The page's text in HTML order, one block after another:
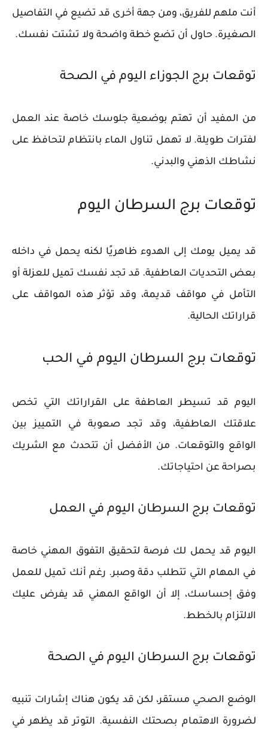
أنت ملهم للفريق، ومن جهة أخرى قد تضيع في التفاصيل
الصغيرة. حاول أن تضع خطة واضحة ولا تشتت نفسك.
توقعات برج الجوزاء اليوم في الصحة
من المفيد أن تهتم بوضعية جلوسك خاصة عند العمل
لفترات طويلة. لا تهمل تناول الماء بانتظام لتحافظ على
نشاطك الذهني والبدني.
توقعات برج السرطان اليوم
قد يميل يومك إلى الهدوء ظاهريًا لكنه يحمل في داخله
بعض التحديات العاطفية. قد تجد نفسك تميل للعزلة أو
التأمل في مواقف قديمة، وقد تؤثر هذه المواقف على
قراراتك الحالية.
توقعات برج السرطان اليوم في الحب
اليوم قد تسيطر العاطفة على القراراتك التي تخص
علاقتك العاطفية، وقد تجد صعوبة في التمييز بين
الواقع والتوقعات. من الأفضل أن تتحدث مع الشريك
بصراحة عن احتياجاتك.
توقعات برج السرطان اليوم في العمل
اليوم قد يحمل لك فرصة لتحقيق التفوق المهني خاصة
في المهام التي تتطلب دقة وصبر. رغم أنك تميل للعمل
وفق إحساسك، إلا أن الواقع المهني قد يفرض عليك
الالتزام بالخطط.
توقعات برج السرطان اليوم في الصحة
الوضع الصحي مستقر، لكن قد يكون هناك إشارات تنبيه
لضرورة الاهتمام بصحتك النفسية. التوتر قد يظهر في